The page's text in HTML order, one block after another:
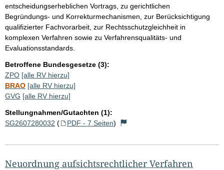
entscheidungserheblichen Vortrags, zu gerichtlichen
Begründungs- und Korrekturmechanismen, zur Berücksichtigung
qualifizierter Fachvorarbeit, zur Rechtsschutzgleichheit in
komplexen Verfahren sowie zu Verfahrensqualitäts- und
Evaluationsstandards.
Betroffene Bundesgesetze (3):
ZPO [alle RV hierzu]
BRAO [alle RV hierzu]
GVG [alle RV hierzu]
Stellungnahmen/Gutachten (1):
SG2607280032 ( PDF - 7 Seiten)
Neuordnung aufsichtsrechtlicher Verfahren